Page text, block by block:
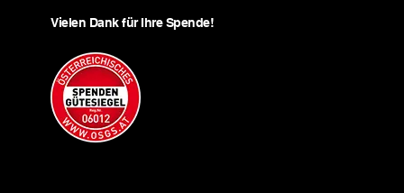
Vielen Dank für Ihre Spende!